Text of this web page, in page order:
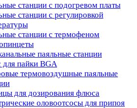
станции с подогревом платы
станции с регулировкой
станции с термофеном
паяльные станции
пайки BGA
термовоздушные паяльные
для дозирования флюса
оловоотсосы для припоя